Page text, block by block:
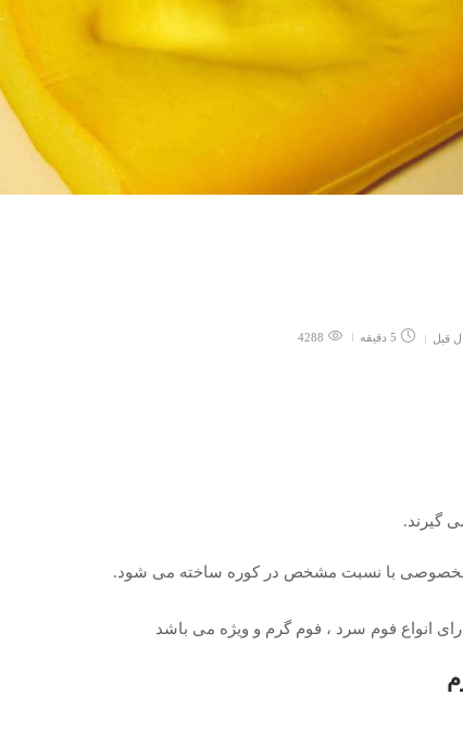
5 دقیقه 4288
گیرند.
مخصوصی با نسبت مشخص در کوره ساخته می شود.
انواع فوم سرد ، فوم گرم و ویژه می باشد